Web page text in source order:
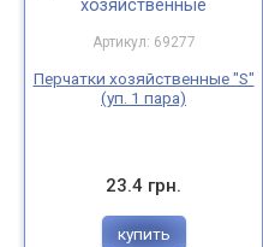
Артикул: 69277
Перчатки хозяйственные "S"
(уп. 1 пара)
23.4 грн.
купить